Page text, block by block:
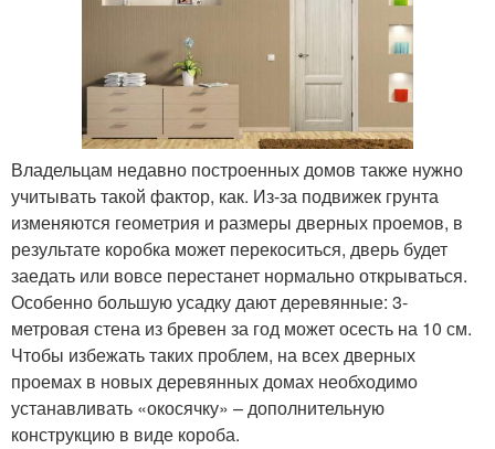
Владельцам недавно построенных домов также нужно
учитывать такой фактор, как. Из-за подвижек грунта
изменяются геометрия и размеры дверных проемов, в
результате коробка может перекоситься, дверь будет
заедать или вовсе перестанет нормально открываться.
Особенно большую усадку дают деревянные: 3-
метровая стена из бревен за год может осесть на 10 см.
Чтобы избежать таких проблем, на всех дверных
проемах в новых деревянных домах необходимо
устанавливать «окосячку» – дополнительную
конструкцию в виде короба.